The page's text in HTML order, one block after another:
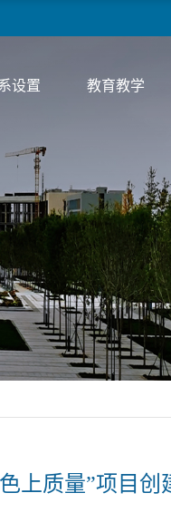
设置 教育教学
上质量”项目创